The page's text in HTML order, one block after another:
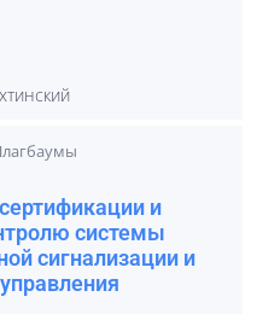
и
системы
сигнализации и